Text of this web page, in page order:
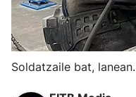
Soldatzaile bat,